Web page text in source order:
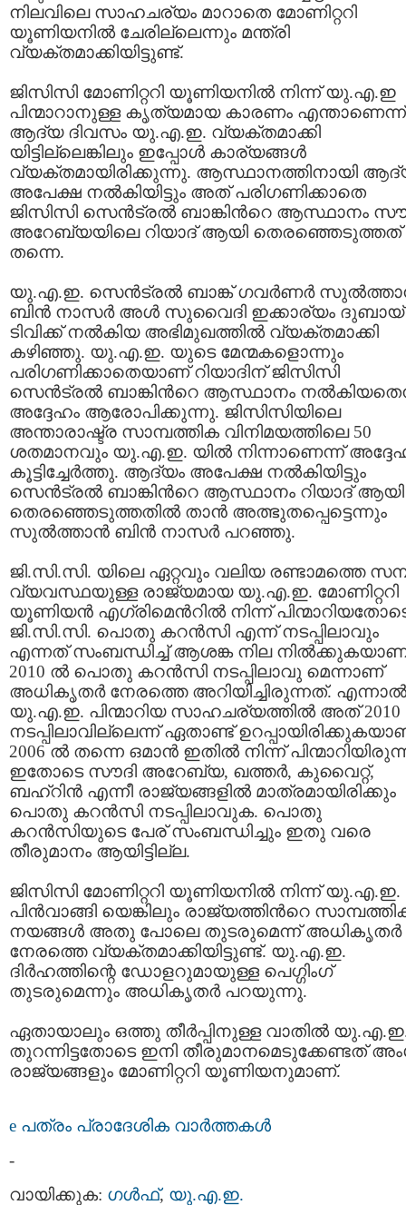
നിലവിലെ സാഹചര്യം മാറാതെ മോണിറ്ററി
യൂണിയനില്‍ ചേരില്ലെന്നും മന്ത്രി
വ്യക്തമാക്കിയിട്ടുണ്ട്.
ജിസിസി മോണിറ്ററി യൂണിയനില്‍ നിന്ന് യു.എ.ഇ
പിന്മാറാനുള്ള കൃത്യമായ കാരണം എന്താണെന്ന്
ആദ്യ ദിവസം യു.എ.ഇ. വ്യക്തമാക്കി
യിട്ടില്ലെങ്കിലും ഇപ്പോള്‍ കാര്യങ്ങള്‍
വ്യക്തമായിരിക്കുന്നു. ആസ്ഥാനത്തിനായി
അപേക്ഷ നല്‍കിയിട്ടും അത് പരിഗണിക്കാതെ
ജിസിസി സെന്‍ട്രല്‍ ബാങ്കിന്‍റെ ആസ്ഥാനം
അറേബ്യയിലെ റിയാദ് ആയി തെരഞ്ഞെടുത്തത്
തന്നെ.
യു.എ.ഇ. സെന്‍ട്രല്‍ ബാങ്ക് ഗവര്‍ണര്‍
ബിന്‍ നാസര്‍ അള്‍ സുവൈദി ഇക്കാര്യം ദുബായ്
ടിവിക്ക് നല്‍കിയ അഭിമുഖത്തില്‍ വ്യക്തമാക്കി
കഴിഞ്ഞു. യു.എ.ഇ. യുടെ മേന്മകളൊന്നും
പരിഗണിക്കാതെയാണ് റിയാദിന് ജിസിസി
സെന്‍ട്രല്‍ ബാങ്കിന്‍റെ ആസ്ഥാനം
അദ്ദേഹം ആരോപിക്കുന്നു. ജിസിസിയിലെ
അന്താരാഷ്ട്ര സാമ്പത്തിക വിനിമയത്തിലെ 50
ശതമാനവും യു.എ.ഇ. യില്‍ നിന്നാണെന്ന്
കൂട്ടിച്ചേര്‍ത്തു. ആദ്യം അപേക്ഷ നല്‍കിയിട്ടും
സെന്‍ട്രല്‍ ബാങ്കിന്‍റെ ആസ്ഥാനം റിയാദ് ആയി
തെരഞ്ഞെടുത്തതില്‍ താന്‍ അത്ഭുതപ്പെട്ടെന്നും
സുല്‍ത്താന്‍ ബിന്‍ നാസര്‍ പറഞ്ഞു.
ജി.സി.സി. യിലെ ഏറ്റവും വലിയ രണ്ടാമത്തെ
വ്യവസ്ഥയുള്ള രാജ്യമായ യു.എ.ഇ. മോണിറ്ററി
യൂണിയന്‍ എഗ്രിമെന്‍റില്‍ നിന്ന്
ജി.സി.സി. പൊതു കറന്‍സി എന്ന് നടപ്പിലാവും
എന്നത് സംബന്ധിച്ച് ആശങ്ക നില
2010 ല്‍ പൊതു കറന്‍സി നടപ്പിലാവു മെന്നാണ്
അധികൃതര്‍ നേരത്തെ അറിയിച്ചിരുന്നത്. എന്നാല്‍
യു.എ.ഇ. പിന്മാറിയ സാഹചര്യത്തില്‍ അത്
നടപ്പിലാവില്ലെന്ന് ഏതാണ്ട്
2006 ല്‍ തന്നെ ഒമാന്‍ ഇതില്‍ നിന്ന്
ഇതോടെ സൗദി അറേബ്യ, ഖത്തര്‍, കുവൈറ്റ്,
ബഹ്റിന്‍ എന്നീ രാജ്യങ്ങളില്‍ മാത്രമായിരിക്കും
പൊതു കറന്‍സി നടപ്പിലാവുക. പൊതു
കറന്‍സിയുടെ പേര് സംബന്ധിച്ചും ഇതു വരെ
തീരുമാനം ആയിട്ടില്ല.
ജിസിസി മോണിറ്ററി യൂണിയനില്‍ നിന്ന് യു.എ.ഇ.
പിന്‍വാങ്ങി യെങ്കിലും രാജ്യത്തിന്‍റെ
നയങ്ങള്‍ അതു പോലെ തുടരുമെന്ന് അധികൃതര്‍
നേരത്തെ വ്യക്തമാക്കിയിട്ടുണ്ട്. യു.എ.ഇ.
ദിര്‍ഹത്തിന്റെ ഡോളറുമായുള്ള പെഗ്ഗിംഗ്
തുടരുമെന്നും അധികൃതര്‍ പറയുന്നു.
ഏതായാലും ഒത്തു തീര്‍പ്പിനുള്ള വാതില്‍
തുറന്നിട്ടതോടെ ഇനി തീരുമാനമെടുക്കേണ്ടത്
രാജ്യങ്ങളും മോണിറ്ററി യൂണിയനുമാണ്.
e പത്രം പ്രാദേശിക വാര്‍ത്തകള്‍
-
വായിക്കുക: ഗള്‍ഫ്‌, യു.എ.ഇ.